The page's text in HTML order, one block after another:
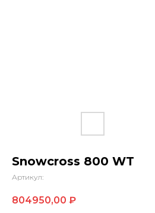
Snowcross 800 WT
Артикул:
804950,00 ₽